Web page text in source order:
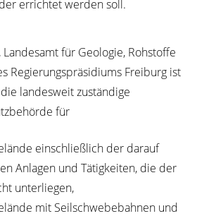
errichtet werden soll.
für Geologie, Rohstoffe
Regierungspräsidiums Freiburg ist
landesweit zuständige
für
einschließlich der darauf
Anlagen und Tätigkeiten, die der
unterliegen,
mit Seilschwebebahnen und